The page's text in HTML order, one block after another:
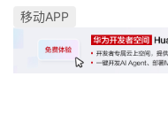
移动APP